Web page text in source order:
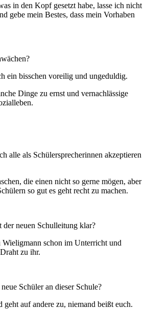
in den Kopf gesetzt habe, lasse ich nicht
gebe mein Bestes, dass mein Vorhaben
ein bisschen voreilig und ungeduldig.
Dinge zu ernst und vernachlässige
alle als Schülersprecherinnen akzeptieren
die einen nicht so gerne mögen, aber
so gut es geht recht zu machen.
neuen Schulleitung klar?
Wieligmann schon im Unterricht und
zu ihr.
Schüler an dieser Schule?
auf andere zu, niemand beißt euch.